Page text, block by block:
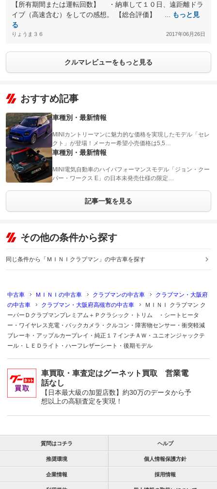
【所有期間または運転回数】 ・納車して１０日、遠距離ドラ
イブ（高速含む）をしての感想。 【総合評価】 ...
もっと見
る
りょうま３６ 2017年06月26日
クルマレビューをもっと見る
おすすめ記事
車種別・最新情報
MINIカントリーマンに魅力的な価格を実現したモデル「セレ
クト」が登場！メーカー希望小売価格は5,5…
車種別・最新情報
MINI電気自動車のハイパフォーマンスモデル「ジョン・クー
パー・ワークス E」の日本未発売仕様の限定…
記事一覧を見る
その他の条件から探す
同じ条件から「ＭＩＮＩクラブマン」の中古車を探す
中古車 ＭＩＮＩの中古車 クラブマンの中古車
クラブマン・大阪府
の中古車
クラブマン・大阪府高槻市の中古車
ＭＩＮＩ クラブマン ク
ーパーＤクラブマンプレミアム＋Ｐクラシック・トリム ・シートヒータ
ー・ワイヤレス充電・バックカメラ・クルコン・障害物センサー・衝突軽減
ブレーキ・アップルカープレイ・純正１７インチＡＷ・ユニオンジャックテ
ール・ＬＥＤライト・ハーフレザーシート・後期モデル
車買取・車査定はグーネット買取 営業電
話なし
【日本最大級の加盟店数】約30万のデータから予
想以上の高額査定を実現！
質問はコチラ ヘルプ
推奨環境 個人情報保護方針
企業情報 採用情報